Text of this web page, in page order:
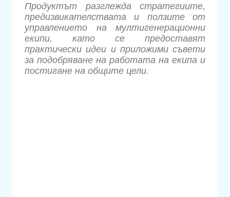
Продуктът разглежда стратегиите,
предизвикателствата и ползите от
управлението на мултигенерационни
екипи, като се предоставят
практически идеи и приложими съвети
за подобряване на работата на екипа и
постигане на общите цели.